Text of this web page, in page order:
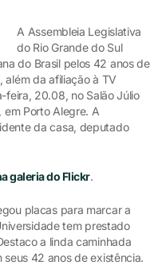
A Assembleia Legislativa
do Rio Grande do Sul
do Brasil pelos 42 anos de
além da afiliação à TV
feira, 20.08, no Salão Júlio
em Porto Alegre. A
da casa, deputado
galeria do Flickr.
placas para marcar a
tem prestado
a linda caminhada
42 anos de existência.